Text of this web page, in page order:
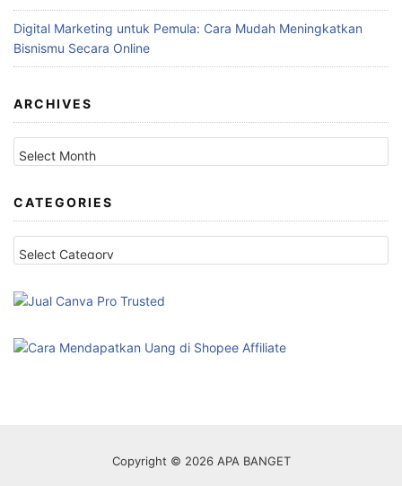
Digital Marketing untuk Pemula: Cara Mudah Meningkatkan
Bisnismu Secara Online
ARCHIVES
Archives
CATEGORIES
Categories
Copyright © 2026 APA BANGET